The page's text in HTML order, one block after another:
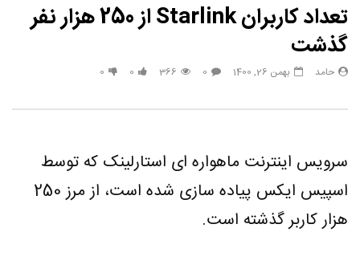
تعداد کاربران Starlink از 250 هزار نفر
گذشت
حامد بهمن 26, 1400 0
366
0
0
سرویس اینترنت ماهواره ای استارلینک که توسط
اسپیس ایکس پیاده سازی شده است، از مرز 250
هزار کاربر گذشته است.